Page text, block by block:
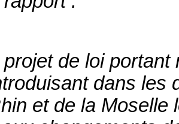
de loi
dans les
et de la Moselle